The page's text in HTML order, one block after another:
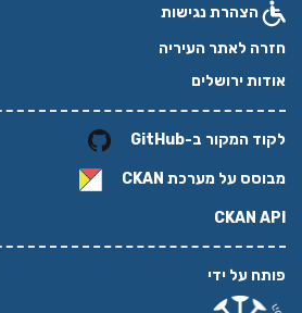
הצהרת נגישות
חזרה לאתר העיריה
אודות ירושלים
לקוד המקור ב-GitHub
מבוסס על מערכת CKAN
CKAN API
פותח על ידי